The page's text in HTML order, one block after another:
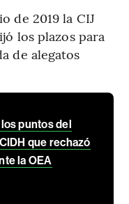
de 2019 la CIJ
los plazos para
de alegatos
puntos del
que rechazó
la OEA